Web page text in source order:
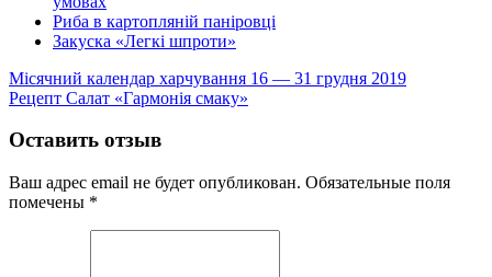
Риба в картопляній паніровці
Закуска «Легкі шпроти»
Місячний календар харчування 16 — 31 грудня 2019
Рецепт Салат «Гармонія смаку»
Оставить отзыв
Ваш адрес email не будет опубликован. Обязательные поля
помечены *